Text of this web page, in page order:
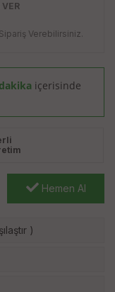
VER
Verebilirsiniz.
içerisinde
Hemen Al
)